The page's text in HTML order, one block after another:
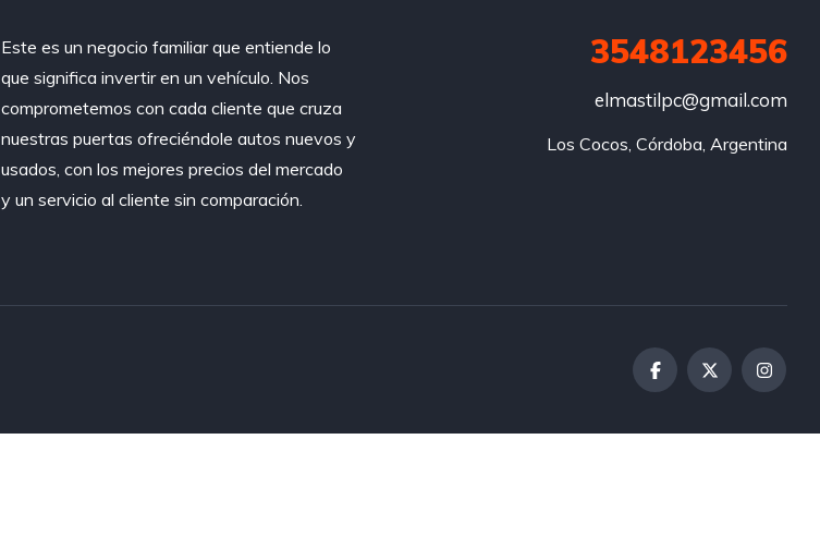
Este es un negocio familiar que entiende lo
que significa invertir en un vehículo. Nos
comprometemos con cada cliente que cruza
nuestras puertas ofreciéndole autos nuevos y
usados, con los mejores precios del mercado
y un servicio al cliente sin comparación.
3548123456
elmastilpc@gmail.com
Los Cocos, Córdoba, Argentina